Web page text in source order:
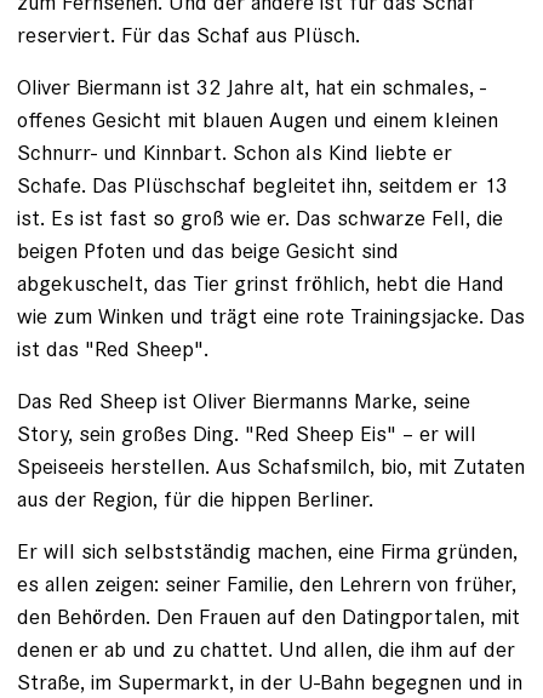
reserviert. Für das Schaf aus Plüsch.
Oliver Biermann ist 32 Jahre alt, hat ein schmales, ­
offenes Gesicht mit blauen Augen und einem kleinen
Schnurr- und Kinnbart. Schon als Kind liebte er
Schafe. Das Plüschschaf begleitet ihn, seitdem er 13
ist. Es ist fast so groß wie er. Das schwarze Fell, die
beigen Pfoten und das beige Gesicht sind
abgekuschelt, das Tier grinst fröhlich, hebt die Hand
wie zum Winken und trägt eine rote Trainingsjacke. Das
ist das "Red Sheep".
Das Red Sheep ist Oliver Biermanns Marke, seine
Story, sein großes Ding. "Red Sheep Eis" – er will
Speiseeis her­stellen. Aus Schafsmilch, bio, mit Zutaten
aus der Region, für die hippen Berliner.
Er will sich selbstständig machen, eine Firma gründen,
es allen zeigen: seiner Familie, den Lehrern von früher,
den Behörden. Den Frauen auf den Dating­portalen, mit
denen er ab und zu chattet. Und allen, die ihm auf der
Straße, im Supermarkt, in der U-Bahn begegnen und in